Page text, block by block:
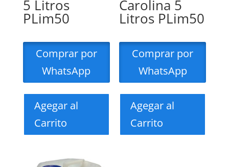
5 Litros
PLim50
Comprar por
WhatsApp
Agegar al
Carrito
Carolina 5
Litros PLim50
Comprar por
WhatsApp
Agegar al
Carrito